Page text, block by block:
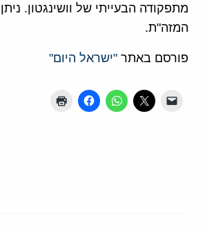
מתפקודה הבעייתי של וושינגטון.
המזה"ת.
פורסם באתר "ישראל היום"